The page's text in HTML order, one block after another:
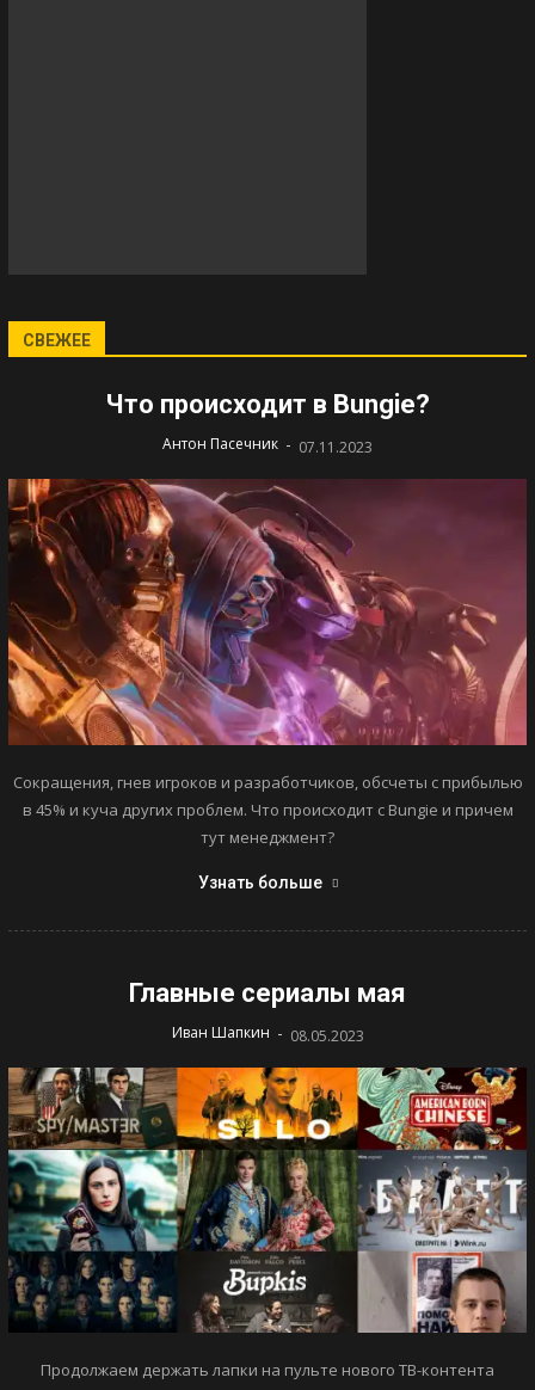
СВЕЖЕЕ
Что происходит в Bungie?
Антон Пасечник - 07.11.2023
Сокращения, гнев игроков и разработчиков, обсчеты с прибылью
в 45% и куча других проблем. Что происходит с Bungie и причем
тут менеджмент?
Узнать больше
Главные сериалы мая
Иван Шапкин - 08.05.2023
Продолжаем держать лапки на пульте нового ТВ-контента